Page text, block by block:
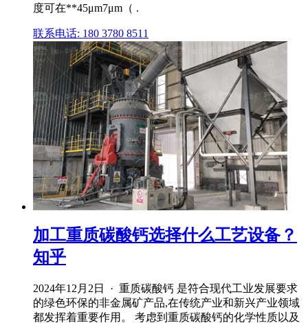
度可在**45μm7μm（ .
联系电话: 180 3780 8511
加工重质碳酸钙选择什么工艺设备？
知乎
2024年12月2日 · 重质碳酸钙 是符合现代工业发展要求
的绿色环保的非金属矿产品,在传统产业和新兴产业领域
都发挥着重要作用。 考虑到重质碳酸钙的化学性质以及